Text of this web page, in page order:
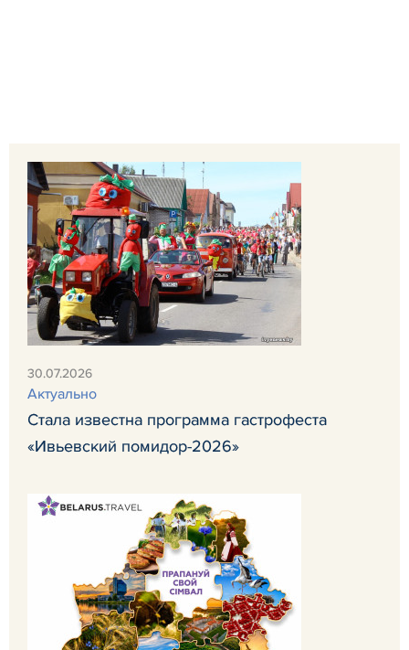
30.07.2026
Актуально
Стала известна программа гастрофеста
«Ивьевский помидор-2026»